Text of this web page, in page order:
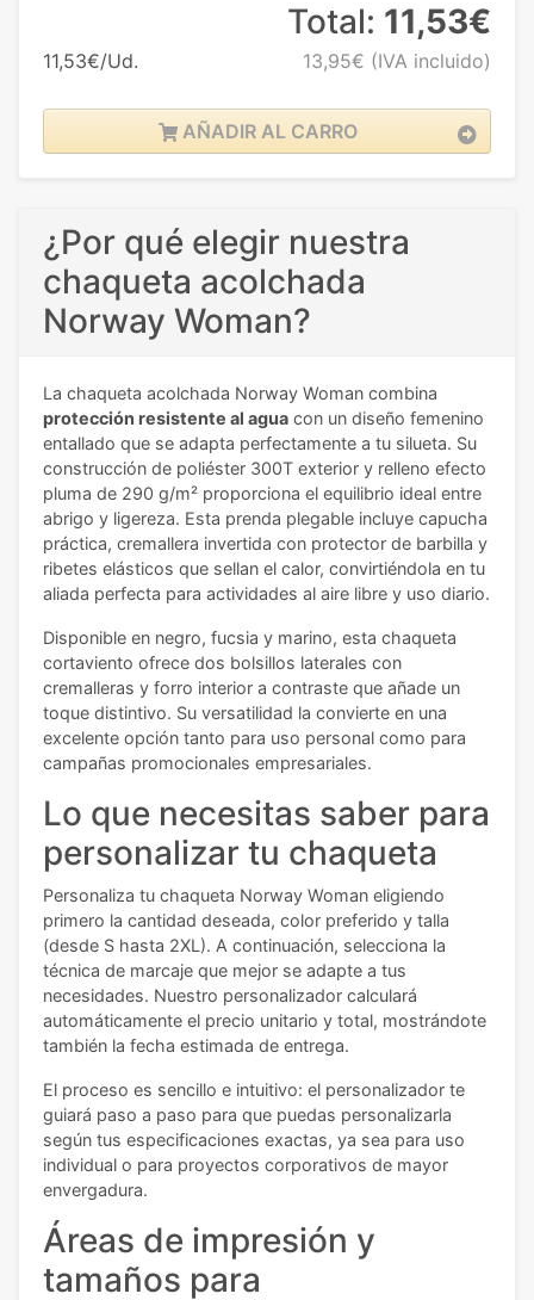
11,53€/Ud.
Total: 11,53€
13,95€ (IVA incluido)
AÑADIR AL CARRO
¿Por qué elegir nuestra
chaqueta acolchada
Norway Woman?
La chaqueta acolchada Norway Woman combina
protección resistente al agua con un diseño femenino
entallado que se adapta perfectamente a tu silueta. Su
construcción de poliéster 300T exterior y relleno efecto
pluma de 290 g/m² proporciona el equilibrio ideal entre
abrigo y ligereza. Esta prenda plegable incluye capucha
práctica, cremallera invertida con protector de barbilla y
ribetes elásticos que sellan el calor, convirtiéndola en tu
aliada perfecta para actividades al aire libre y uso diario.
Disponible en negro, fucsia y marino, esta chaqueta
cortaviento ofrece dos bolsillos laterales con
cremalleras y forro interior a contraste que añade un
toque distintivo. Su versatilidad la convierte en una
excelente opción tanto para uso personal como para
campañas promocionales empresariales.
Lo que necesitas saber para
personalizar tu chaqueta
Personaliza tu chaqueta Norway Woman eligiendo
primero la cantidad deseada, color preferido y talla
(desde S hasta 2XL). A continuación, selecciona la
técnica de marcaje que mejor se adapte a tus
necesidades. Nuestro personalizador calculará
automáticamente el precio unitario y total, mostrándote
también la fecha estimada de entrega.
El proceso es sencillo e intuitivo: el personalizador te
guiará paso a paso para que puedas personalizarla
según tus especificaciones exactas, ya sea para uso
individual o para proyectos corporativos de mayor
envergadura.
Áreas de impresión y
tamaños para